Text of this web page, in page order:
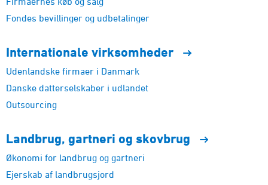
Fondes bevillinger og udbetalinger
Internationale virksomheder
Udenlandske firmaer i Danmark
Danske datterselskaber i udlandet
Outsourcing
Landbrug, gartneri og skovbrug
Økonomi for landbrug og gartneri
Ejerskab af landbrugsjord